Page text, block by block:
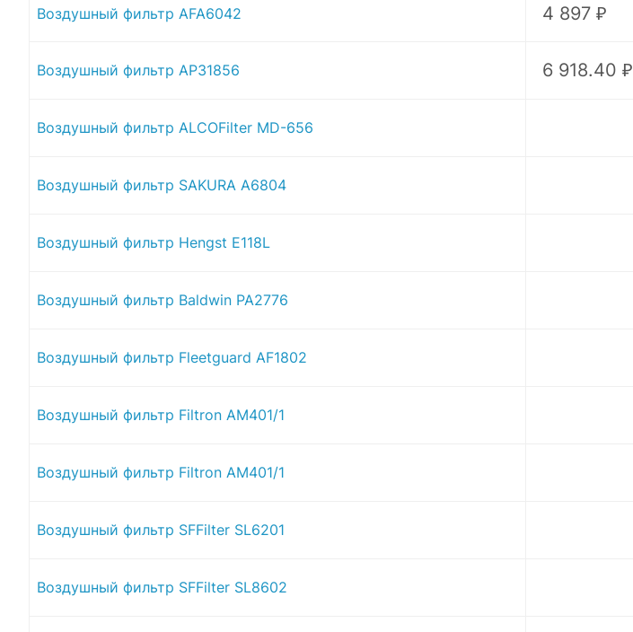
Воздушный фильтр AFA6042 4 897 ₽
Воздушный фильтр AP31856 6 918.40 ₽
Воздушный фильтр ALCOFilter MD-656
Воздушный фильтр SAKURA A6804
Воздушный фильтр Hengst E118L
Воздушный фильтр Baldwin PA2776
Воздушный фильтр Fleetguard AF1802
Воздушный фильтр Filtron AM401/1
Воздушный фильтр Filtron AM401/1
Воздушный фильтр SFFilter SL6201
Воздушный фильтр SFFilter SL8602